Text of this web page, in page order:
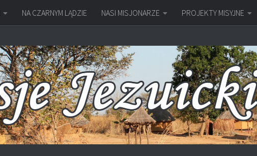
NA CZARNYM LĄDZIE NASI MISJONARZE PROJEKTY MISYJNE